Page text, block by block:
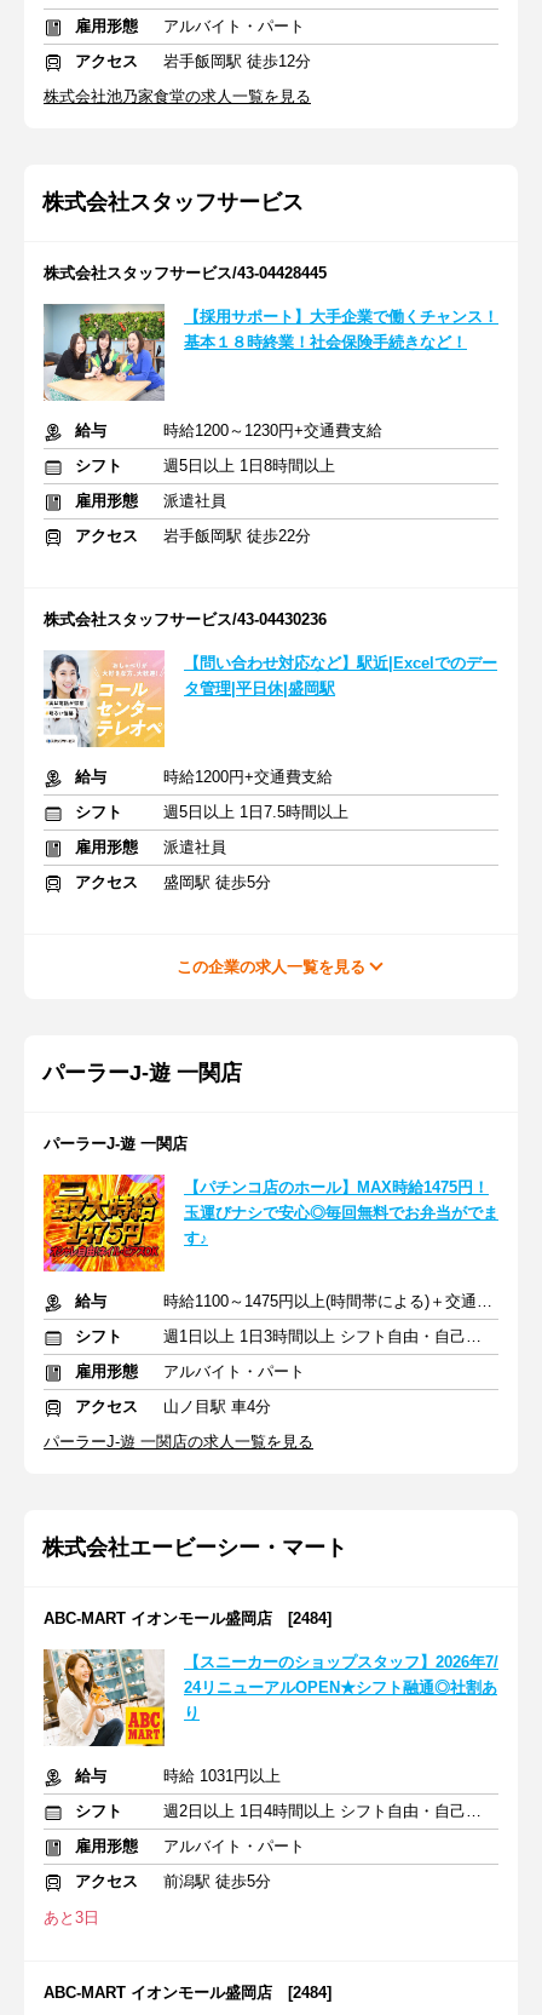
雇用形態
アルバイト・パート
アクセス
岩手飯岡駅 徒歩12分
株式会社池乃家食堂の求人一覧を見る
株式会社スタッフサービス
株式会社スタッフサービス/43-04428445
【採用サポート】大手企業で働くチャンス！
基本１８時終業！社会保険手続きなど！
給与
時給1200～1230円+交通費支給
シフト
週5日以上 1日8時間以上
雇用形態
派遣社員
アクセス
岩手飯岡駅 徒歩22分
株式会社スタッフサービス/43-04430236
【問い合わせ対応など】駅近|Excelでのデー
タ管理|平日休|盛岡駅
給与
時給1200円+交通費支給
シフト
週5日以上 1日7.5時間以上
雇用形態
派遣社員
アクセス
盛岡駅 徒歩5分
この企業の求人一覧を見る
パーラーJ-遊 一関店
パーラーJ-遊 一関店
【パチンコ店のホール】MAX時給1475円！
玉運びナシで安心◎毎回無料でお弁当がでま
す♪
給与
時給1100～1475円以上(時間帯による)＋交通費一部支給※昇給あり
シフト
週1日以上 1日3時間以上 シフト自由・自己申告
雇用形態
アルバイト・パート
アクセス
山ノ目駅 車4分
パーラーJ-遊 一関店の求人一覧を見る
株式会社エービーシー・マート
ABC-MART イオンモール盛岡店 [2484]
【スニーカーのショップスタッフ】2026年7/
24リニューアルOPEN★シフト融通◎社割あ
り
給与
時給 1031円以上
シフト
週2日以上 1日4時間以上 シフト自由・自己申告
雇用形態
アルバイト・パート
アクセス
前潟駅 徒歩5分
あと3日
ABC-MART イオンモール盛岡店 [2484]